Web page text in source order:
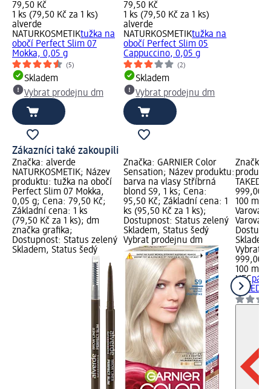
79,50 Kč
1 ks (79,50 Kč za 1 ks)
alverde
NATURKOSMETIKtužka na
obočí Perfect Slim 07
Mokka, 0,05 g
(5)
Skladem
Vybrat prodejnu dm
79,50 Kč
1 ks (79,50 Kč za 1 ks)
alverde
NATURKOSMETIKtužka na
obočí Perfect Slim 05
Cappuccino, 0,05 g
(2)
Skladem
Vybrat prodejnu dm
Zákazníci také zakoupili
Značka: alverde
NATURKOSMETIK; Název
produktu: tužka na obočí
Perfect Slim 07 Mokka,
0,05 g; Cena: 79,50 Kč;
Základní cena: 1 ks
(79,50 Kč za 1 ks); dm
značka grafika;
Dostupnost: Status zelený
Skladem, Status šedý
Značka: GARNIER Color
Sensation; Název produktu:
barva na vlasy Stříbrná
blond S9, 1 ks; Cena:
95,50 Kč; Základní cena: 1
ks (95,50 Kč za 1 ks);
Dostupnost: Status zelený
Skladem, Status šedý
Vybrat prodejnu dm
Značka:
999,00
100 ml
Vybrat
999,00
100 ml
UFC